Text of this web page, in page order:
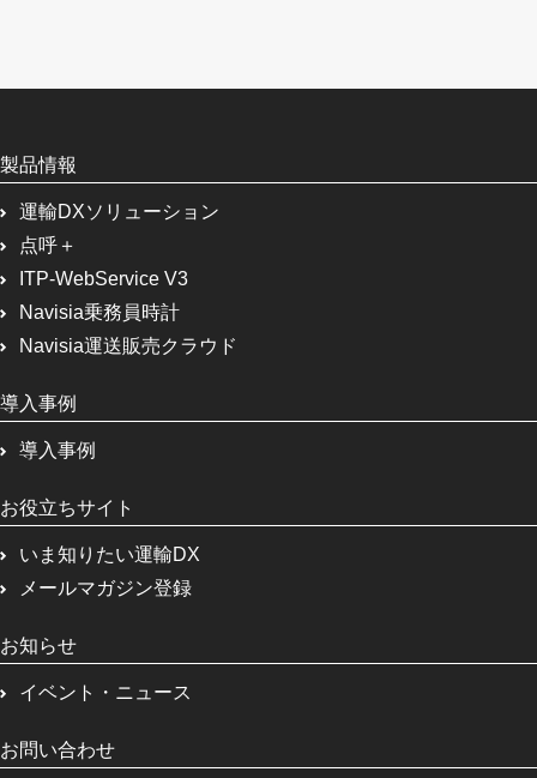
製品情報
運輸DXソリューション
点呼＋
ITP-WebService V3
Navisia乗務員時計
Navisia運送販売クラウド
導入事例
導入事例
お役立ちサイト
いま知りたい運輸DX
メールマガジン登録
お知らせ
イベント・ニュース
お問い合わせ